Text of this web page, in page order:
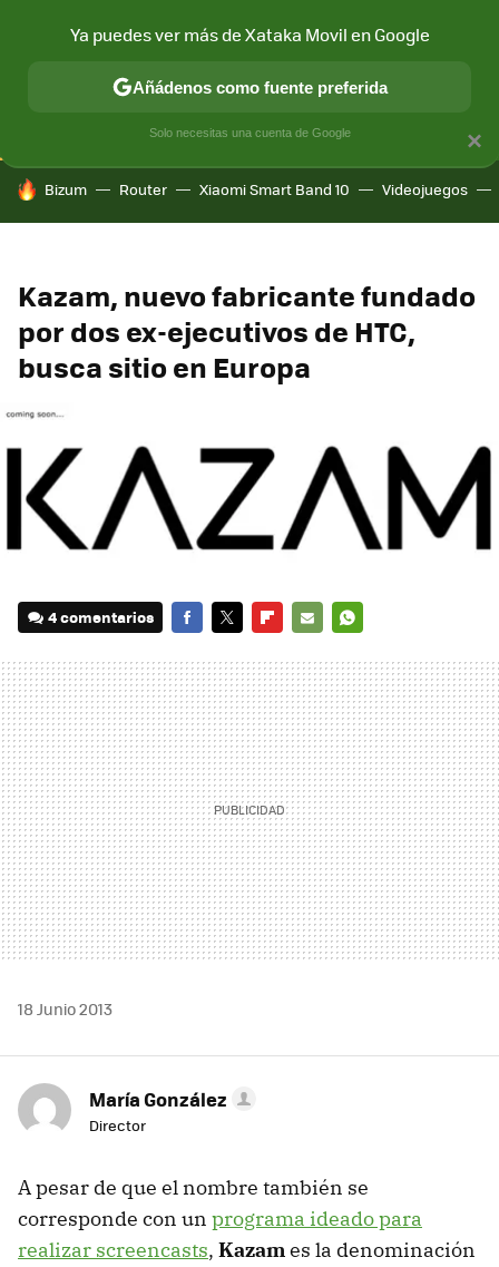
CONECTIVIDAD MÓVIL Y SOCIEDAD APLICACIONES
HOY SE HABLA DE
Bizum Router Xiaomi Smart Band 10 Videojuegos
Kazam, nuevo fabricante fundado
por dos ex-ejecutivos de HTC,
busca sitio en Europa
4 comentarios
MAIL
18 Junio 2013
María González
Director
A pesar de que el nombre también se
corresponde con un programa ideado para
realizar screencasts, Kazames la denominación
×
Ya puedes ver más de Xataka Movil en Google
Añádenos como fuente preferida
Solo necesitas una cuenta de Google